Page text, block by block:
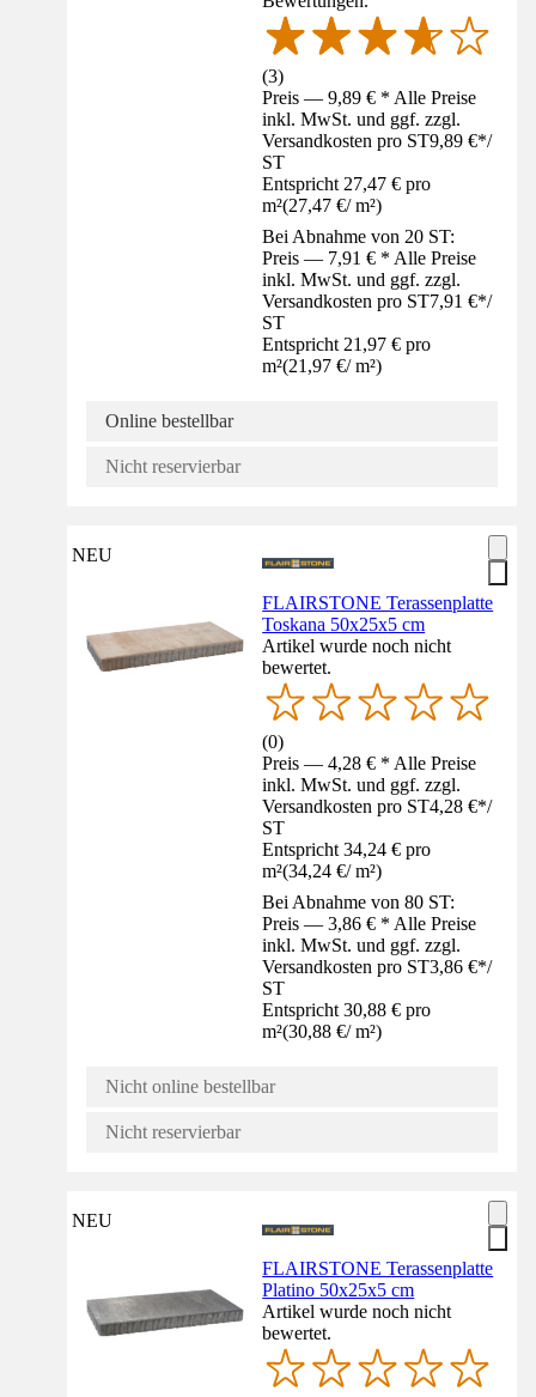
(3)
Preis — 9,89 € * Alle Preise
inkl. MwSt. und ggf. zzgl.
Versandkosten pro ST9,89 €*/
ST
Entspricht 27,47 € pro
m²(27,47 €/ m²)
Bei Abnahme von 20 ST:
Preis — 7,91 € * Alle Preise
inkl. MwSt. und ggf. zzgl.
Versandkosten pro ST7,91 €*/
ST
Entspricht 21,97 € pro
m²(21,97 €/ m²)
Online bestellbar
Nicht reservierbar
NEU
FLAIRSTONE Terassenplatte
Toskana 50x25x5 cm
Artikel wurde noch nicht
bewertet.
(0)
Preis — 4,28 € * Alle Preise
inkl. MwSt. und ggf. zzgl.
Versandkosten pro ST4,28 €*/
ST
Entspricht 34,24 € pro
m²(34,24 €/ m²)
Bei Abnahme von 80 ST:
Preis — 3,86 € * Alle Preise
inkl. MwSt. und ggf. zzgl.
Versandkosten pro ST3,86 €*/
ST
Entspricht 30,88 € pro
m²(30,88 €/ m²)
Nicht online bestellbar
Nicht reservierbar
NEU
FLAIRSTONE Terassenplatte
Platino 50x25x5 cm
Artikel wurde noch nicht
bewertet.